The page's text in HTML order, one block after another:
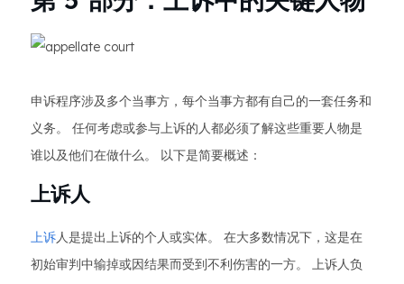
申诉程序涉及多个当事方，每个当事方都有自己的一套任务和
义务。 任何考虑或参与上诉的人都必须了解这些重要人物是
谁以及他们在做什么。 以下是简要概述：
上诉人
上诉人是提出上诉的个人或实体。 在大多数情况下，这是在
初始审判中输掉或因结果而受到不利伤害的一方。 上诉人负